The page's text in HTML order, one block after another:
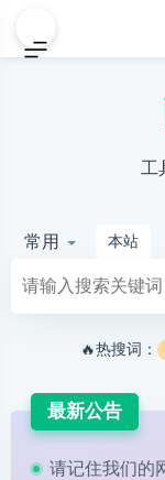
工
常用 本站
🔥热搜词：
最新公告
请记住我们的